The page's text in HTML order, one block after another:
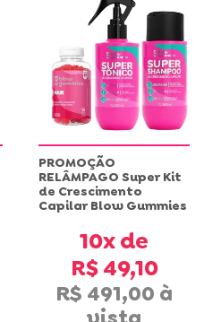
PROMOÇÃO
RELÂMPAGO Super Kit
de Crescimento
Capilar Blow Gummies
R$ 491,00
10x
R$ 49,10